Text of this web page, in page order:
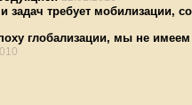
требует мобилизации,
глобализации, мы не имеем